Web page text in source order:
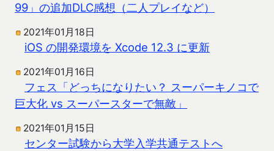
99」の追加DLC感想（二人プレイなど）
2021年01月18日
iOS の開発環境を Xcode 12.3 に更新
2021年01月16日
フェス「どっちになりたい？ スーパーキノコで
巨大化 vs スーパースターで無敵」
2021年01月15日
センター試験から大学入学共通テストへ